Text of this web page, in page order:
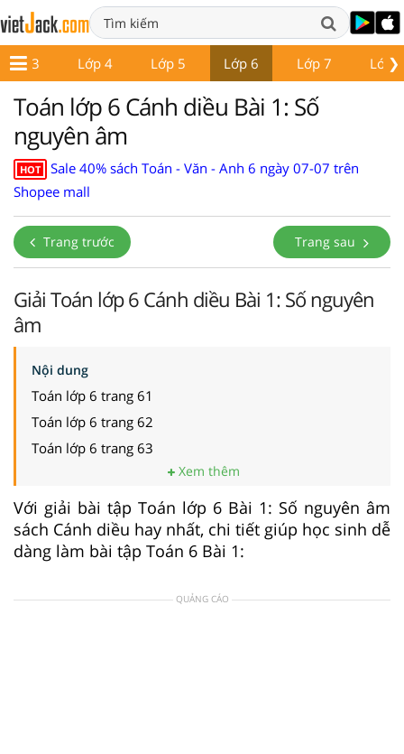
❯
Lớp 3 Lớp 4 Lớp 5 Lớp 6 Lớp 7 Lớp 8
Toán lớp 6 Cánh diều Bài 1: Số
nguyên âm
HOT
Sale 40% sách Toán - Văn - Anh 6 ngày 07-07 trên
Shopee mall
Trang trước Trang sau
Giải Toán lớp 6 Cánh diều Bài 1: Số nguyên
âm
Nội dung
Toán lớp 6 trang 61
Toán lớp 6 trang 62
Toán lớp 6 trang 63
Xem thêm
Với giải bài tập Toán lớp 6 Bài 1: Số nguyên âm
sách Cánh diều hay nhất, chi tiết giúp học sinh dễ
dàng làm bài tập Toán 6 Bài 1:
QUẢNG CÁO